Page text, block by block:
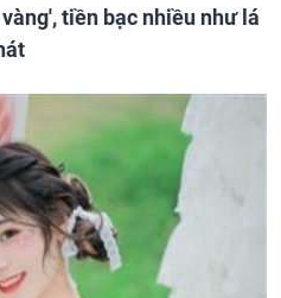
tiền bạc nhiều như lá